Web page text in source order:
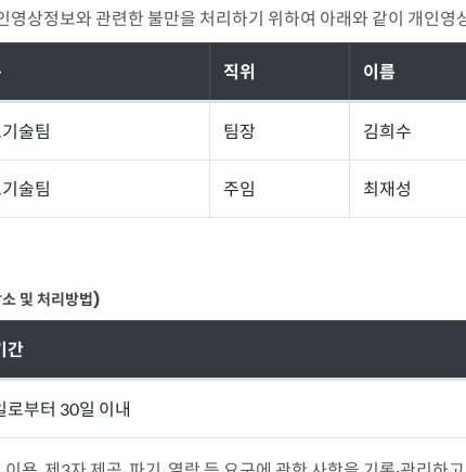
상정보와 관련한 불만을 처리하기 위하여 아래와 같이 개인영
직위 이름
술팀 팀장 김희수
술팀 주임 최재성
및 처리방법)
간
로부터 30일 이내